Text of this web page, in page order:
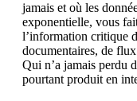
jamais et où les
exponentielle, vous
l’information critique
documentaires, de
Qui n’a jamais perdu
pourtant produit en